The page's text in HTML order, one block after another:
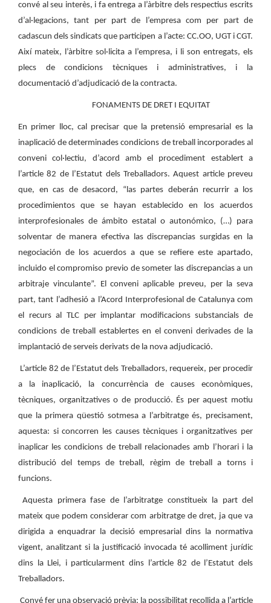
convé al seu interès, i fa entrega a l’àrbitre dels respectius escrits
d’al·legacions, tant per part de l’empresa com per part de
cadascun dels sindicats que participen a l’acte: CC.OO, UGT i CGT.
Així mateix, l’àrbitre sol·licita a l’empresa, i li son entregats, els
plecs de condicions tècniques i administratives, i la
documentació d’adjudicació de la contracta.
FONAMENTS DE DRET I EQUITAT
En primer lloc, cal precisar que la pretensió empresarial es la
inaplicació de determinades condicions de treball incorporades al
conveni col·lectiu, d’acord amb el procediment establert a
l’article 82 de l’Estatut dels Treballadors. Aquest article preveu
que, en cas de desacord, “las partes deberán recurrir a los
procedimientos que se hayan establecido en los acuerdos
interprofesionales de ámbito estatal o autonómico, (…) para
solventar de manera efectiva las discrepancias surgidas en la
negociación de los acuerdos a que se refiere este apartado,
incluido el compromiso previo de someter las discrepancias a un
arbitraje vinculante”. El conveni aplicable preveu, per la seva
part, tant l’adhesió a l’Acord Interprofesional de Catalunya com
el recurs al TLC per implantar modificacions substancials de
condicions de treball establertes en el conveni derivades de la
implantació de serveis derivats de la nova adjudicació.
L’article 82 de l’Estatut dels Treballadors, requereix, per procedir
a la inaplicació, la concurrència de causes econòmiques,
tècniques, organitzatives o de producció. És per aquest motiu
que la primera qüestió sotmesa a l’arbitratge és, precisament,
aquesta: si concorren les causes tècniques i organitzatives per
inaplicar les condicions de treball relacionades amb l’horari i la
distribució del temps de treball, règim de treball a torns i
funcions.
Aquesta primera fase de l’arbitratge constitueix la part del
mateix que podem considerar com arbitratge de dret, ja que va
dirigida a enquadrar la decisió empresarial dins la normativa
vigent, analitzant si la justificació invocada té acolliment jurídic
dins la Llei, i particularment dins l’article 82 de l’Estatut dels
Treballadors.
Convé fer una observació prèvia: la possibilitat recollida a l’article